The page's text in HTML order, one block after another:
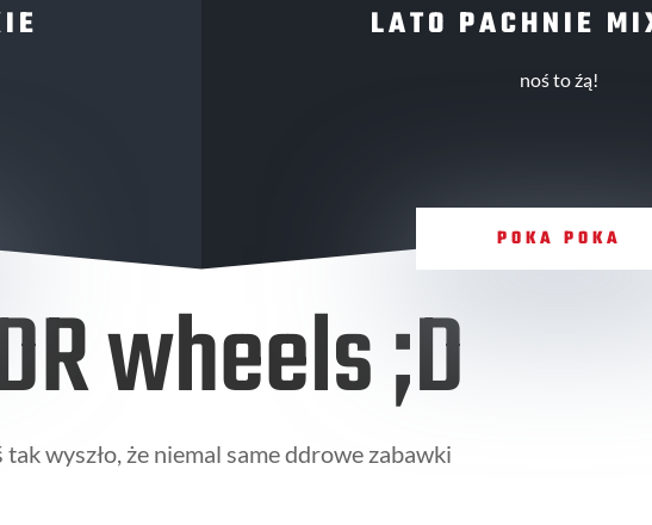
LATO PACHNIE
noś to źą!
POKA POKA
wheels ;D
tak wyszło, że niemal same ddrowe zabawki